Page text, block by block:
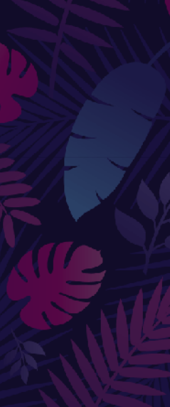
CUISINES ET
Accessoires de
SERRES ET ABRIS
Cabanes / cabines